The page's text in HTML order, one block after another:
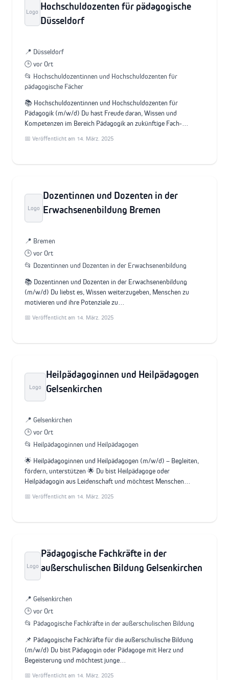
Logo Hochschuldozenten für pädagogische
Düsseldorf
📍 Düsseldorf
🕒 vor Ort
📂 Hochschuldozentinnen und Hochschuldozenten für
pädagogische Fächer
📚 Hochschuldozentinnen und Hochschuldozenten für
Pädagogik (m/w/d) Du hast Freude daran, Wissen und
Kompetenzen im Bereich Pädagogik an zukünftige Fach-…
📅 Veröffentlicht am 14. März. 2025
Logo
Dozentinnen und Dozenten in der
Erwachsenenbildung Bremen
📍 Bremen
🕒 vor Ort
📂 Dozentinnen und Dozenten in der Erwachsenenbildung
📚 Dozentinnen und Dozenten in der Erwachsenenbildung
(m/w/d) Du liebst es, Wissen weiterzugeben, Menschen zu
motivieren und ihre Potenziale zu…
📅 Veröffentlicht am 14. März. 2025
Logo
Heilpädagoginnen und Heilpädagogen
Gelsenkirchen
📍 Gelsenkirchen
🕒 vor Ort
📂 Heilpädagoginnen und Heilpädagogen
🌟 Heilpädagoginnen und Heilpädagogen (m/w/d) – Begleiten,
fördern, unterstützen 🌟 Du bist Heilpädagoge oder
Heilpädagogin aus Leidenschaft und möchtest Menschen…
📅 Veröffentlicht am 14. März. 2025
Logo
Pädagogische Fachkräfte in der
außerschulischen Bildung Gelsenkirchen
📍 Gelsenkirchen
🕒 vor Ort
📂 Pädagogische Fachkräfte in der außerschulischen Bildung
📌 Pädagogische Fachkräfte für die außerschulische Bildung
(m/w/d) Du bist Pädagogin oder Pädagoge mit Herz und
Begeisterung und möchtest junge…
📅 Veröffentlicht am 14. März. 2025